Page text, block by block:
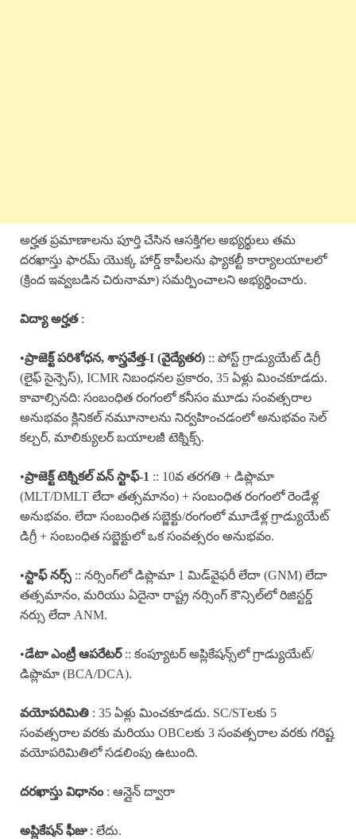
అర్హత ప్రమాణాలను పూర్తి చేసిన ఆసక్తిగల అభ్యర్థులు తమ
దరఖాస్తు ఫారమ్ యొక్క హార్డ్ కాపీలను ఫ్యాకల్టీ కార్యాలయాలలో
(క్రింద ఇవ్వబడిన చిరునామా) సమర్పించాలని అభ్యర్థించారు.
విద్యా అర్హత:
•ప్రాజెక్ట్ పరిశోధన, శాస్త్రవేత్త-I (వైద్యేతర) :: పోస్ట్ గ్రాడ్యుయేట్ డిగ్రీ
(లైఫ్ సైన్సెస్), ICMR నిబంధనల ప్రకారం, 35 ఏళ్లు మించకూడదు.
కావాల్సినది: సంబంధిత రంగంలో కనీసం మూడు సంవత్సరాల
అనుభవం క్లినికల్ నమూనాలను నిర్వహించడంలో అనుభవం సెల్
కల్చర్, మాలిక్యులర్ బయాలజీ టెక్నిక్స్.
•ప్రాజెక్ట్ టెక్నికల్ వన్ స్టాఫ్-1 :: 10వ తరగతి + డిప్లొమా
(MLT/DMLT లేదా తత్సమానం) + సంబంధిత రంగంలో రెండేళ్ల
అనుభవం. లేదా సంబంధిత సబ్జెక్టు/రంగంలో మూడేళ్ల గ్రాడ్యుయేట్
డిగ్రీ + సంబంధిత సబ్జెక్టులో ఒక సంవత్సరం అనుభవం.
•స్టాఫ్ నర్స్ :: నర్సింగ్‌లో డిప్లొమా 1 మిడ్‌వైఫరీ లేదా (GNM) లేదా
తత్సమానం, మరియు ఏదైనా రాష్ట్ర నర్సింగ్ కౌన్సిల్‌లో రిజిస్టర్డ్
నర్సు లేదా ANM.
•డేటా ఎంట్రీ ఆపరేటర్ :: కంప్యూటర్ అప్లికేషన్స్‌లో గ్రాడ్యుయేట్/
డిప్లొమా (BCA/DCA).
వయోపరిమితి : 35 ఏళ్లు మించకూడదు. SC/STలకు 5
సంవత్సరాల వరకు మరియు OBCలకు 3 సంవత్సరాల వరకు గరిష్ట
వయోపరిమితిలో సడలింపు ఉటుంది.
దరఖాస్తు విధానం : ఆన్లైన్ ద్వారా
అప్లికేషన్ ఫీజు: లేదు.